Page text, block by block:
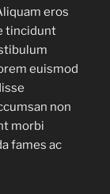
eros
tincidunt
euismod
non
morbi
fames ac